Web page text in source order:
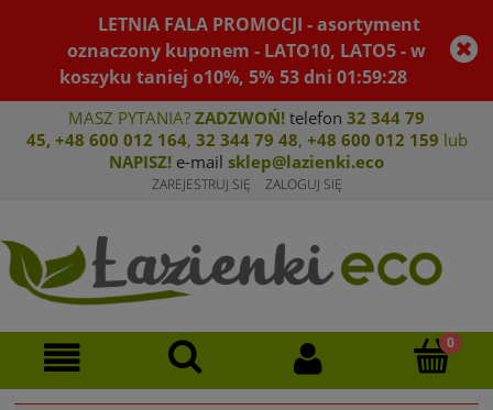
LETNIA FALA PROMOCJI - asortyment
oznaczony kuponem - LATO10, LATO5 - w
koszyku taniej o10%, 5% 53dni01:59:27
MASZ PYTANIA? ZADZWOŃ! telefon 32 344 79
45, +48 600 012 164, 32 344 79 48, +48 600 012 159 lub
NAPISZ! e-mail sklep@lazienki.eco
ZAREJESTRUJ SIĘ ZALOGUJ SIĘ